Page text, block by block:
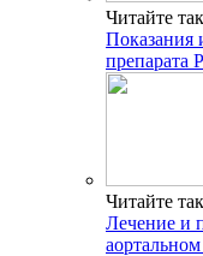
Читайте
Показания
препарата
Читайте
Лечение и